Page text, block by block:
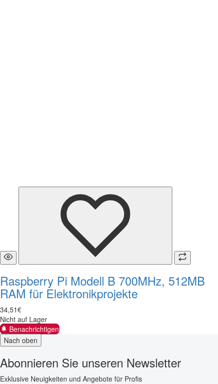
Raspberry Pi Modell B 700MHz, 512MB
RAM für Elektronikprojekte
34,51€
Nicht auf Lager
Benachrichtigen
Nach oben
Abonnieren Sie unseren Newsletter
Exklusive Neuigkeiten und Angebote für Profis